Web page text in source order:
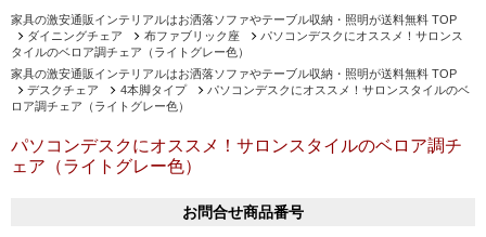
家具の激安通販インテリアルはお洒落ソファやテーブル収納・照明が送料無料 TOP
ダイニングチェア
布ファブリック座
パソコンデスクにオススメ！サロンス
タイルのベロア調チェア（ライトグレー色）
家具の激安通販インテリアルはお洒落ソファやテーブル収納・照明が送料無料 TOP
デスクチェア
4本脚タイプ
パソコンデスクにオススメ！サロンスタイルのベ
ロア調チェア（ライトグレー色）
パソコンデスクにオススメ！サロンスタイルのベロア調チ
ェア（ライトグレー色）
お問合せ商品番号